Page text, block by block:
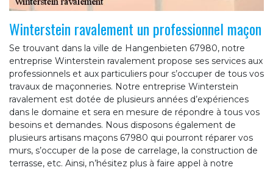
Winterstein ravalement un professionnel maçon
Se trouvant dans la ville de Hangenbieten 67980, notre
entreprise Winterstein ravalement propose ses services aux
professionnels et aux particuliers pour s’occuper de tous vos
travaux de maçonneries. Notre entreprise Winterstein
ravalement est dotée de plusieurs années d’expériences
dans le domaine et sera en mesure de répondre à tous vos
besoins et demandes. Nous disposons également de
plusieurs artisans maçons 67980 qui pourront réparer vos
murs, s’occuper de la pose de carrelage, la construction de
terrasse, etc. Ainsi, n’hésitez plus à faire appel à notre